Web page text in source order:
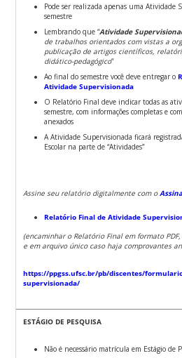
Pode ser realizada apenas uma Atividade
semestre
Lembrando que “Atividade
de trabalhos orientados com vistas a
publicação de artigos científicos,
didático-pedagógico“
Ao final do semestre você deve entregar o
Atividade Supervisionada
O Relatório Final deve indicar todas as
semestre, com informações completas e
anexados
A Atividade Supervisionada ficará
Escolar na parte de “Atividades”
Assine seu relatório digitalmente com o
Relatório Final de Atividade
(encaminhar o Relatório Final em formato
e em arquivo único caso haja comprovantes
https://ppgss.ufsc.br/pb/discentes/
supervisionada/
ESTÁGIO DE PESQUISA
Não é necessário matrícula em Estágio de